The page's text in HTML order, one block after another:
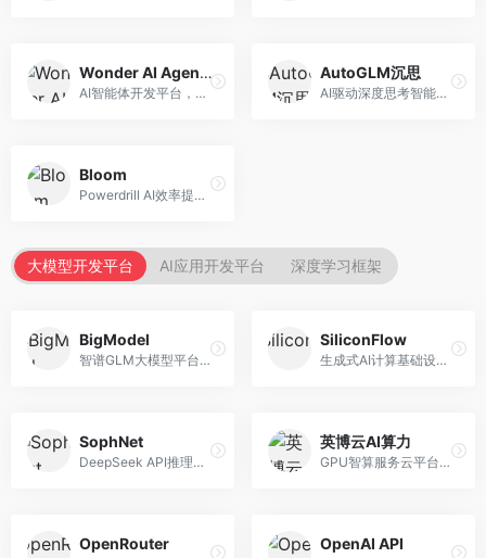
Wonder AI Agents
AI智能体开发平台，专注于低代码智能体创建。面向开发者，提供可视化开发、模板库、部署服务等功能，开发门槛低。
AutoGLM沉思
AI驱动深度思考智能体，专注于复杂推理任务。面向高级用户，提供深度分析、逻辑推理、决策支持等服务，推理能力强。
Bloom
Powerdrill AI效率提升平台，专注于企业智能化。面向企业用户，提供智能体创建、流程自动化、数据分析等服务，企业效率提升显著。
大模型开发平台 AI应用开发平台 深度学习框架
BigModel
智谱GLM大模型平台，提供API调用与模型服务。面向开发者和企业用户，提供GLM系列模型API、微调服务、应用开发工具等，开源生态完善。
SiliconFlow
生成式AI计算基础设施平台，专注于模型推理服务。面向开发者和企业，提供多模型API、高性能推理、成本优化等服务，推理性价比高。
SophNet
DeepSeek API推理平台，专注于DeepSeek模型服务。面向开发者，提供DeepSeek模型API、高性能推理、低成本服务，推理效率高。
英博云AI算力
GPU智算服务云平台，专注于AI算力租赁。面向AI研究者和企业，提供GPU租赁、模型训练、推理服务等，算力资源丰富。
OpenRouter OpenAI API